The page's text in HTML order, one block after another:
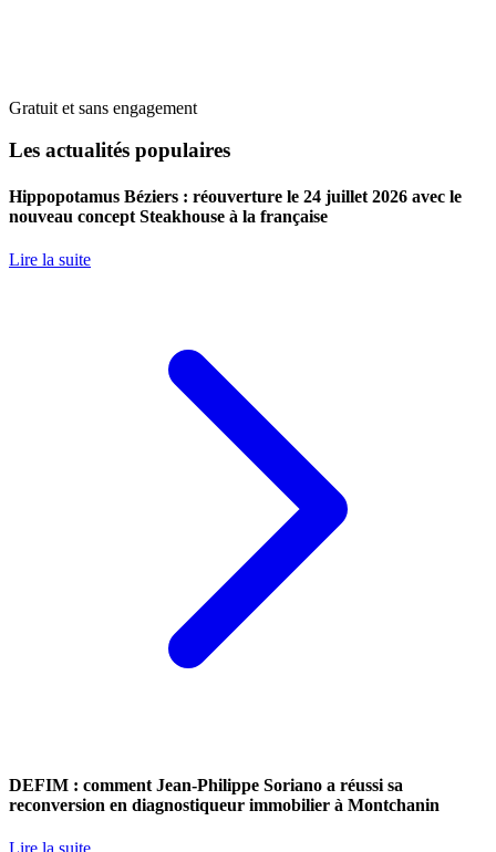
Gratuit et sans engagement
Les actualités populaires
Hippopotamus Béziers : réouverture le 24 juillet 2026 avec le
nouveau concept Steakhouse à la française
Lire la suite
DEFIM : comment Jean-Philippe Soriano a réussi sa
reconversion en diagnostiqueur immobilier à Montchanin